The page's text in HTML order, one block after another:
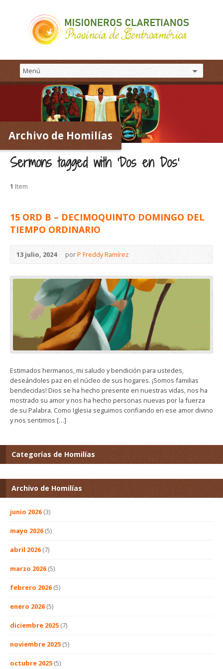
Archivo de Homilías
Sermons tagged with ‘Dos en Dos’
1 Item
15 ORD B – DECIMOQUINTO DOMINGO DEL
TIEMPO ORDINARIO
13 julio, 2024 porP Freddy Ramírez
Estimados hermanos, mi saludo y bendición para ustedes,
deseándoles paz en el núcleo de sus hogares. ¡Somos familias
bendecidas! Dios se ha hecho presente en nuestras vidas, nos ha
mostrado su amor y nos ha hecho personas nuevas por la fuerza
de su Palabra. Como Iglesia seguimos confiando en ese amor divino
y nos sentimos […]
Categorías de Homilías
Archivo de Homilías
junio 2026 (3)
mayo 2026 (5)
abril 2026 (7)
marzo 2026 (5)
febrero 2026 (5)
enero 2026 (5)
diciembre 2025 (7)
noviembre 2025 (5)
octubre 2025 (5)